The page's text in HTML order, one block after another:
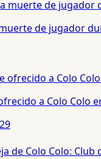
de jugador
a Colo Colo